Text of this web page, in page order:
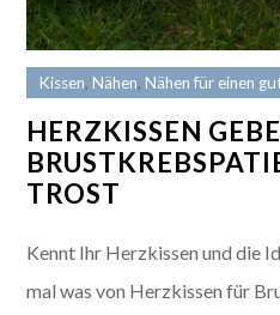
Kissen,Nähen,Nähen für einen
HERZKISSEN
TROST
Kennt Ihr Herzkissen und die
mal was von Herzkissen für